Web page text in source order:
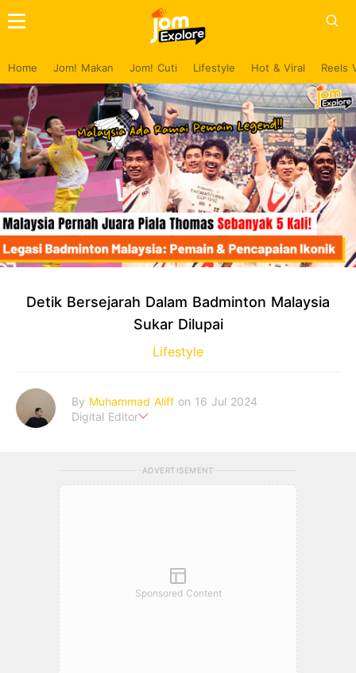
Home Jom! Makan Jom! Cuti Lifestyle Hot & Viral Reels
Detik Bersejarah Dalam Badminton Malaysia
Sukar Dilupai
Lifestyle
By Muhammad Aliff on 16 Jul 2024
Digital Editor
ADVERTISEMENT
Sponsored Content